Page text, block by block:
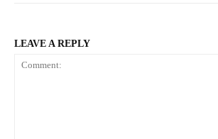
LEAVE A REPLY